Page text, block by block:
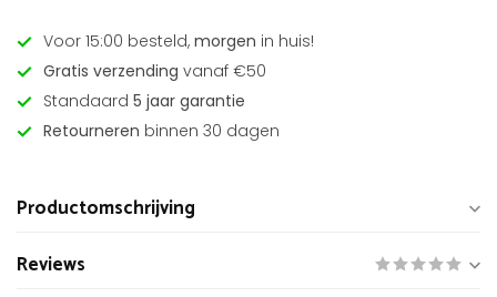
Voor 15:00 besteld, morgen in huis!
Gratis verzending vanaf €50
Standaard 5 jaar garantie
Retourneren binnen 30 dagen
Productomschrijving
Reviews